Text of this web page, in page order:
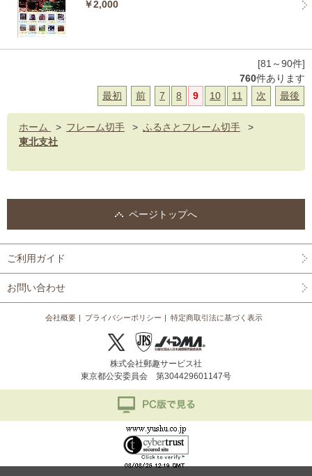
￥2,000
[81～90件]
760件あります
最初
前 7 8 9 10 11 次 最後
ホーム > フレーム切手 > ふるさとフレーム切手
>
東北支社
ページトップへ
ご利用ガイド
お問い合わせ
会社概要 プライバシーポリシー 特定商取引法に基づく表示
株式会社郵趣サービス社
東京都公安委員会 第304429601147号